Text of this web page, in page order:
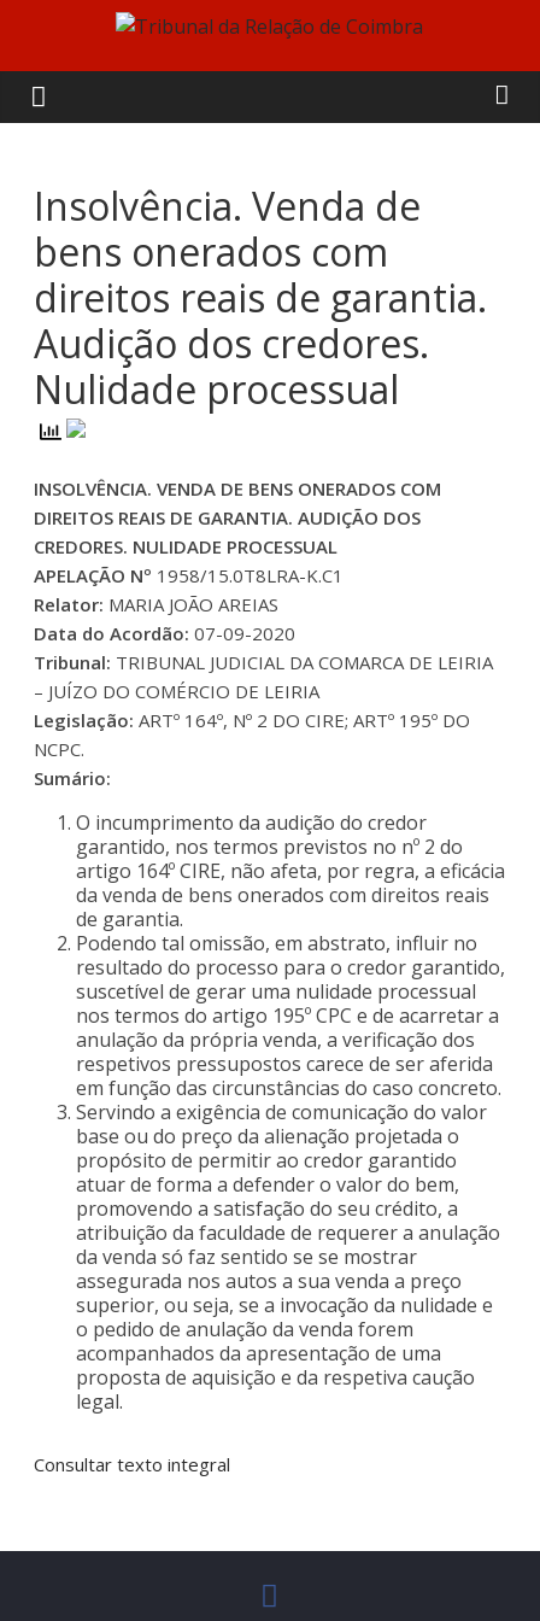
content
Tribunal
da
Relação
de
Coimbra
Insolvência. Venda de
bens onerados com
direitos reais de garantia.
Audição dos credores.
Nulidade processual
INSOLVÊNCIA. VENDA DE BENS ONERADOS COM
DIREITOS REAIS DE GARANTIA. AUDIÇÃO DOS
CREDORES. NULIDADE PROCESSUAL
APELAÇÃO Nº 1958/15.0T8LRA-K.C1
Relator: MARIA JOÃO AREIAS
Data do Acordão: 07-09-2020
Tribunal: TRIBUNAL JUDICIAL DA COMARCA DE LEIRIA
– JUÍZO DO COMÉRCIO DE LEIRIA
Legislação: ARTº 164º, Nº 2 DO CIRE; ARTº 195º DO
NCPC.
Sumário:
O incumprimento da audição do credor
garantido, nos termos previstos no nº 2 do
artigo 164º CIRE, não afeta, por regra, a eficácia
da venda de bens onerados com direitos reais
de garantia.
Podendo tal omissão, em abstrato, influir no
resultado do processo para o credor garantido,
suscetível de gerar uma nulidade processual
nos termos do artigo 195º CPC e de acarretar a
anulação da própria venda, a verificação dos
respetivos pressupostos carece de ser aferida
em função das circunstâncias do caso concreto.
Servindo a exigência de comunicação do valor
base ou do preço da alienação projetada o
propósito de permitir ao credor garantido
atuar de forma a defender o valor do bem,
promovendo a satisfação do seu crédito, a
atribuição da faculdade de requerer a anulação
da venda só faz sentido se se mostrar
assegurada nos autos a sua venda a preço
superior, ou seja, se a invocação da nulidade e
o pedido de anulação da venda forem
acompanhados da apresentação de uma
proposta de aquisição e da respetiva caução
legal.
Consultar texto integral